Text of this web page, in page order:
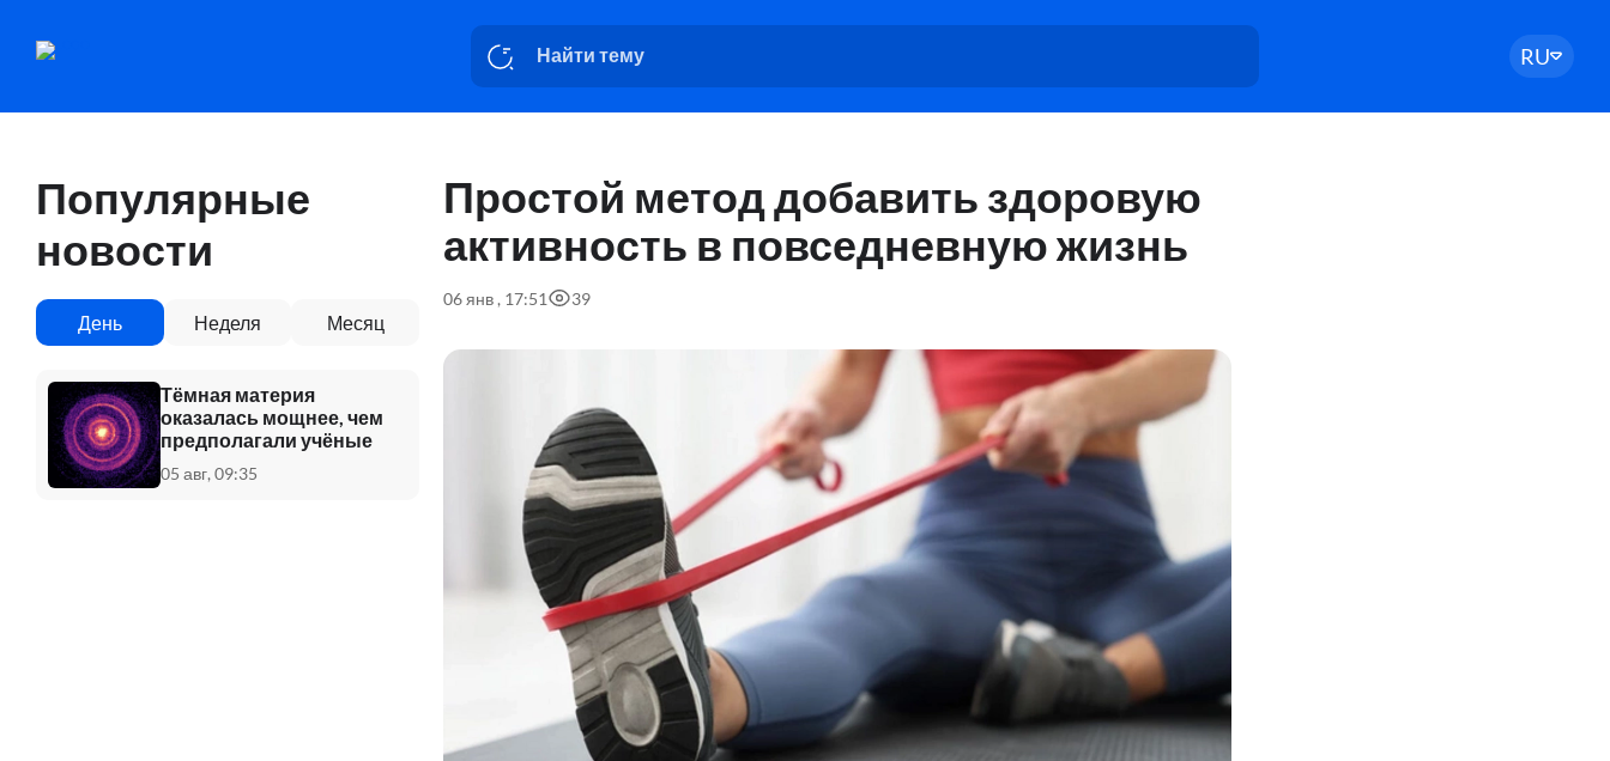
RU
Популярные
новости
День Неделя Месяц
Тёмная материя
оказалась мощнее, чем
предполагали учёные
05 авг, 09:35
Простой метод добавить здоровую
активность в повседневную жизнь
06 янв , 17:51 39